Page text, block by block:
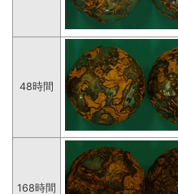
48時間
168時間